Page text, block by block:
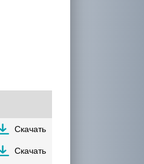
Скачать
Скачать